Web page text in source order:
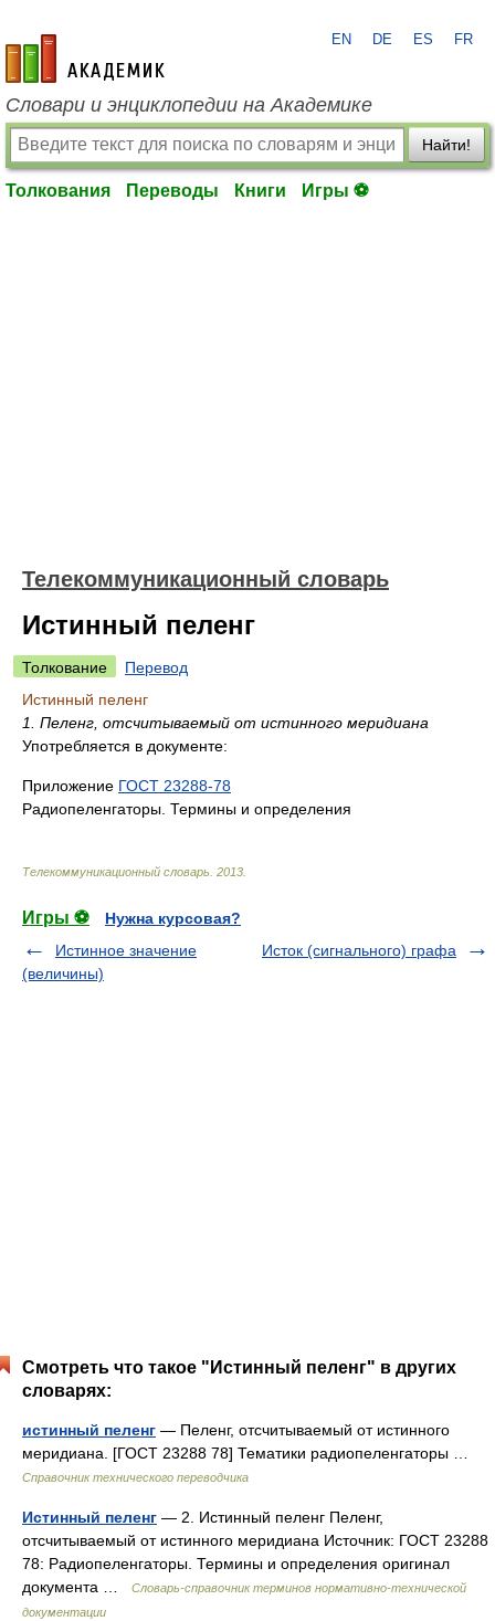
academic.ru
EN DE ES FR
Словари и энциклопедии на Академике
Найти!
Толкования Переводы Книги Игры ⚽
Телекоммуникационный словарь
Истинный пеленг
Толкование
Перевод
Истинный пеленг
1. Пеленг, отсчитываемый от истинного меридиана
Употребляется в документе:
Приложение ГОСТ 23288-78
Радиопеленгаторы. Термины и определения
Телекоммуникационный словарь 2013
Игры ⚽
Нужна курсовая?
Истинное значение
(величины)
Исток (сигнального) графа
Смотреть что такое "Истинный пеленг" в других
словарях:
истинный пеленг — Пеленг, отсчитываемый от истинного
меридиана. [ГОСТ 23288 78] Тематики радиопеленгаторы …
Справочник технического переводчика
Истинный пеленг — 2. Истинный пеленг Пеленг,
отсчитываемый от истинного меридиана Источник: ГОСТ 23288
78: Радиопеленгаторы. Термины и определения оригинал
документа …
Словарь-справочник терминов нормативно-технической
документации